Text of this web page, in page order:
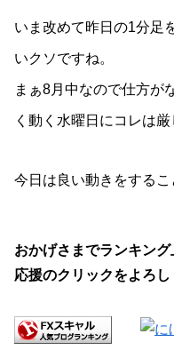
いま改めて昨日の1分足
いクソですね。
まぁ8月中なので仕方が
く動く水曜日にコレは
今日は良い動きをするこ
おかげさまでランキング
応援のクリックをよろし